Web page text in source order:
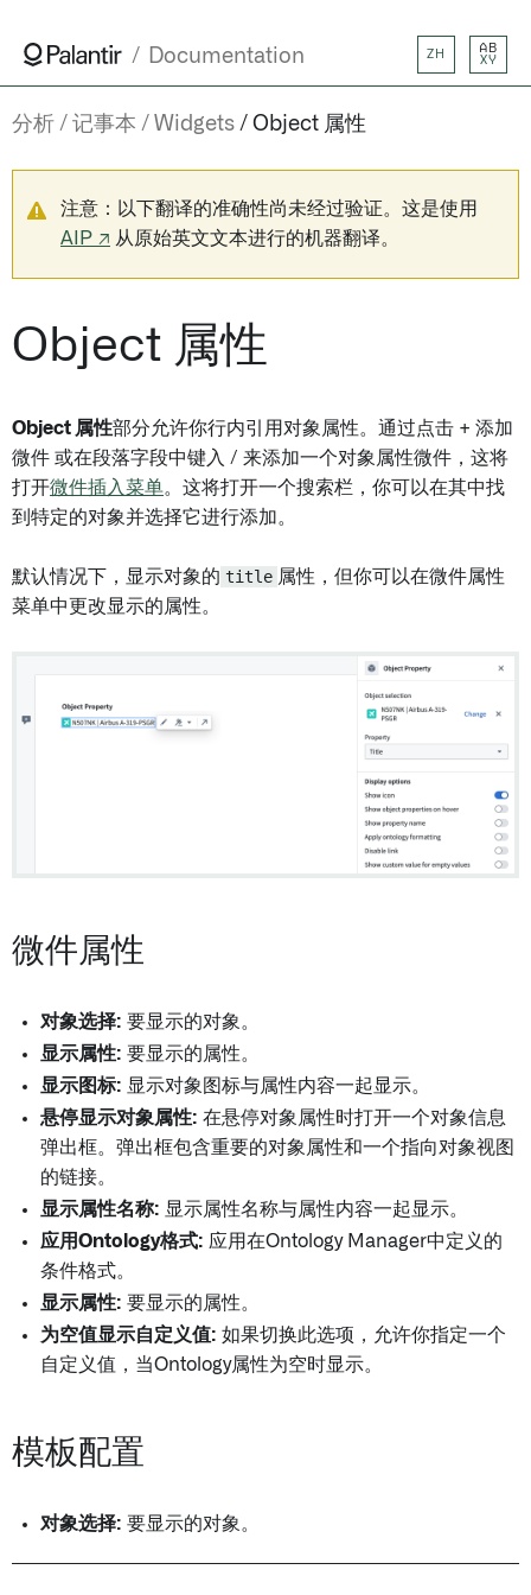
Documentation ZH
AB
XY
分析 记事本 Widgets Object 属性
注意：以下翻译的准确性尚未经过验证。这是使用
AIP ↗ 从原始英文文本进行的机器翻译。
Object 属性
Object 属性部分允许你行内引用对象属性。通过点击 + 添加
微件 或在段落字段中键入 / 来添加一个对象属性微件，这将
打开微件插入菜单。这将打开一个搜索栏，你可以在其中找
到特定的对象并选择它进行添加。
默认情况下，显示对象的 title 属性，但你可以在微件属性
菜单中更改显示的属性。
微件属性
对象选择: 要显示的对象。
显示属性: 要显示的属性。
显示图标: 显示对象图标与属性内容一起显示。
悬停显示对象属性: 在悬停对象属性时打开一个对象信息
弹出框。弹出框包含重要的对象属性和一个指向对象视图
的链接。
显示属性名称: 显示属性名称与属性内容一起显示。
应用Ontology格式: 应用在Ontology Manager中定义的
条件格式。
显示属性: 要显示的属性。
为空值显示自定义值: 如果切换此选项，允许你指定一个
自定义值，当Ontology属性为空时显示。
模板配置
对象选择: 要显示的对象。